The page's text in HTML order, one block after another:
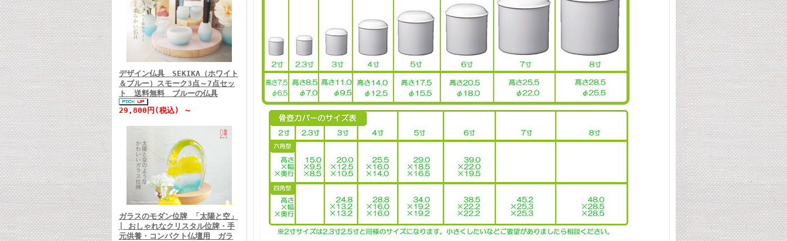
デザイン仏具 SEKIKA（ホワイト
＆ブルー）スモーク3点～7点セッ
ト 送料無料 ブルーの仏具
29,800円(税込) ～
ガラスのモダン位牌 「太陽と空」
| おしゃれなクリスタル位牌・手
元供養・コンパクト仏壇用 ガラ